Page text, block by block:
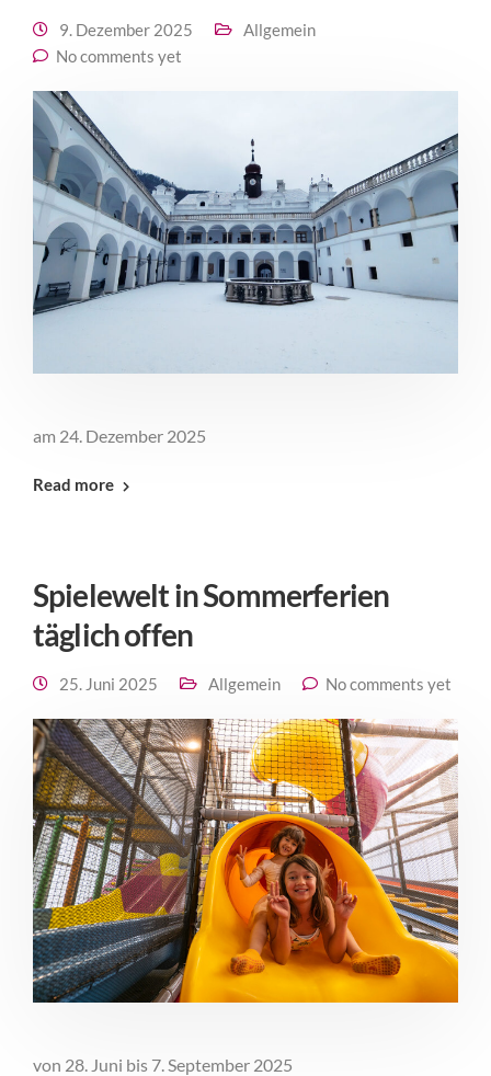
9. Dezember 2025
Allgemein
No comments yet
am 24. Dezember 2025
Read more
Spielewelt in Sommerferien
täglich offen
25. Juni 2025 Allgemein No comments yet
von 28. Juni bis 7. September 2025